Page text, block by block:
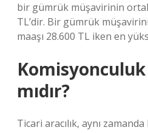
bir gümrük müşavirinin
TL’dir. Bir gümrük
maaşı 28.600 TL iken en
mıdır?
Ticari aracılık, aynı